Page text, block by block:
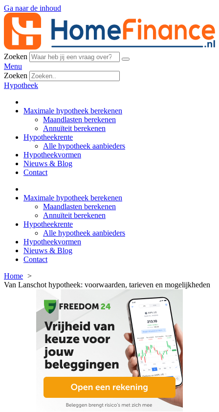
Ga naar de inhoud
Zoeken
Menu
Zoeken
Hypotheek
Maximale hypotheek berekenen
Maandlasten berekenen
Annuïteit berekenen
Hypotheekrente
Alle hypotheek aanbieders
Hypotheekvormen
Nieuws & Blog
Contact
Maximale hypotheek berekenen
Maandlasten berekenen
Annuïteit berekenen
Hypotheekrente
Alle hypotheek aanbieders
Hypotheekvormen
Nieuws & Blog
Contact
Home
Van Lanschot hypotheek: voorwaarden, tarieven en mogelijkheden